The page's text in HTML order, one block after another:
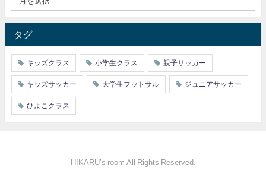
タグ
キッズクラス 小学生クラス 親子サッカー
キッズサッカー 大学生フットサル ジュニアサッカー
ひよこクラス
HIKARU’s room All Rights Reserved.